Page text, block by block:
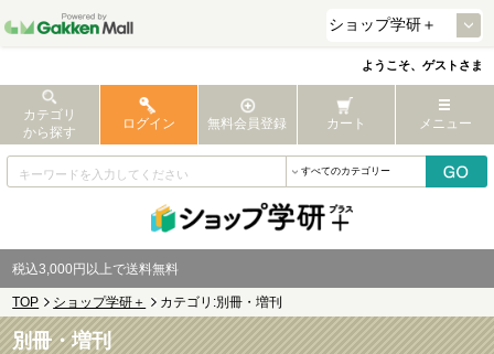
ようこそ、ゲストさま
カテゴリ
から探す
ログイン 無料会員登録 カート メニュー
税込3,000円以上で送料無料
TOP ショップ学研＋ カテゴリ:別冊・増刊
別冊・増刊